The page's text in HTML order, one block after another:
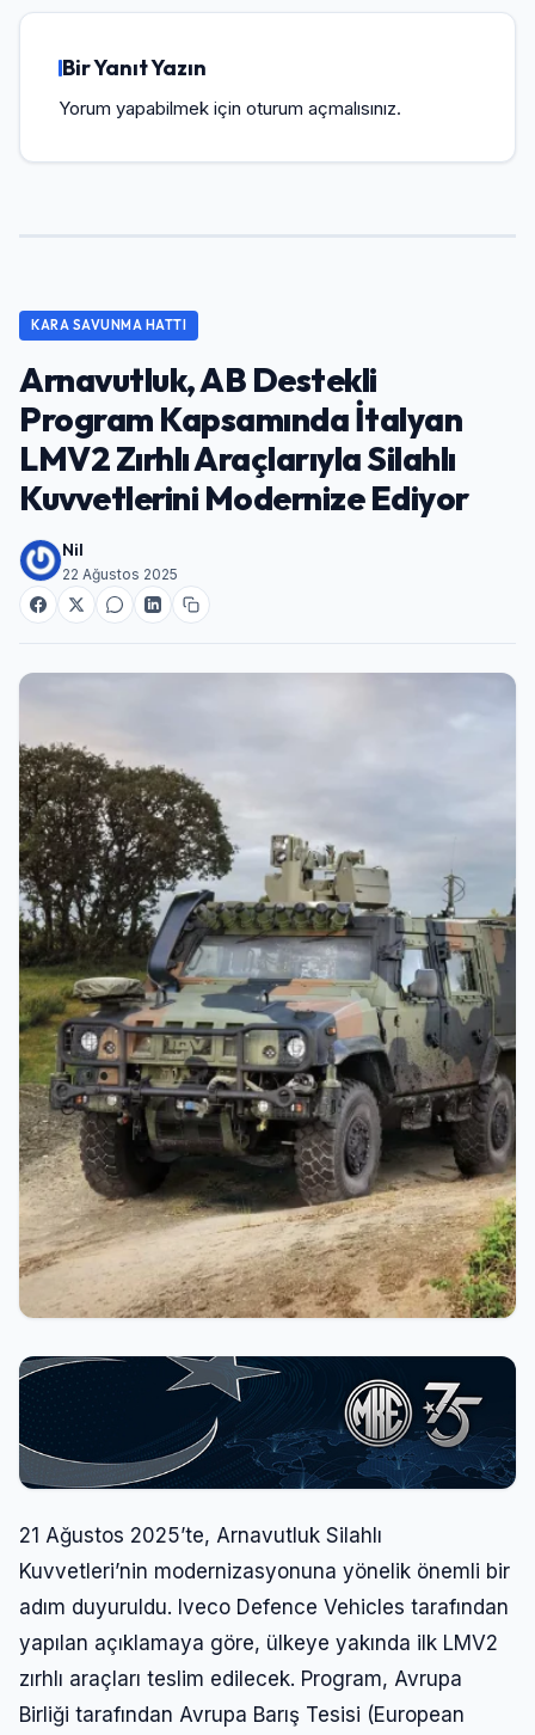
Bir Yanıt Yazın
Yorum yapabilmek için oturum açmalısınız.
KARA SAVUNMA HATTI
Arnavutluk, AB Destekli
Program Kapsamında İtalyan
LMV2 Zırhlı Araçlarıyla Silahlı
Kuvvetlerini Modernize Ediyor
Nil
22 Ağustos 2025
21 Ağustos 2025’te, Arnavutluk Silahlı
Kuvvetleri’nin modernizasyonuna yönelik önemli bir
adım duyuruldu. Iveco Defence Vehicles tarafından
yapılan açıklamaya göre, ülkeye yakında ilk LMV2
zırhlı araçları teslim edilecek. Program, Avrupa
Birliği tarafından Avrupa Barış Tesisi (European